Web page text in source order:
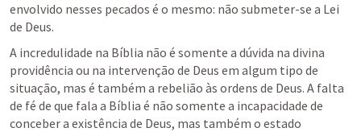
envolvido nesses pecados é o mesmo: não submeter-se a Lei
de Deus.
A incredulidade na Bíblia não é somente a dúvida na divina
providência ou na intervenção de Deus em algum tipo de
situação, mas é também a rebelião às ordens de Deus. A falta
de fé de que fala a Bíblia é não somente a incapacidade de
conceber a existência de Deus, mas também o estado